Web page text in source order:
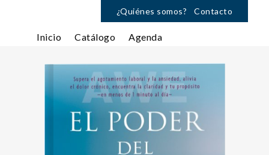
¿Quiénes somos? Contacto
Inicio Catálogo Agenda